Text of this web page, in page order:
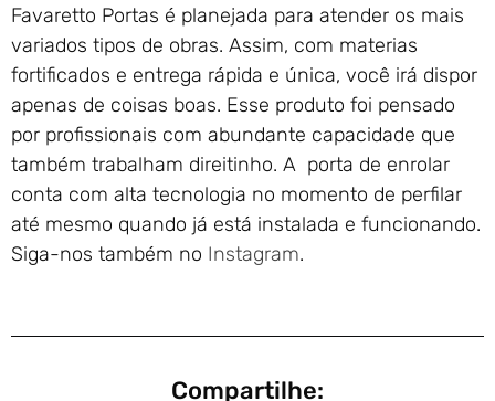
Favaretto Portas é planejada para atender os mais
variados tipos de obras. Assim, com materias
fortificados e entrega rápida e única, você irá dispor
apenas de coisas boas. Esse produto foi pensado
por profissionais com abundante capacidade que
também trabalham direitinho. A porta de enrolar
conta com alta tecnologia no momento de perfilar
até mesmo quando já está instalada e funcionando.
Siga-nos também no Instagram.
Compartilhe: